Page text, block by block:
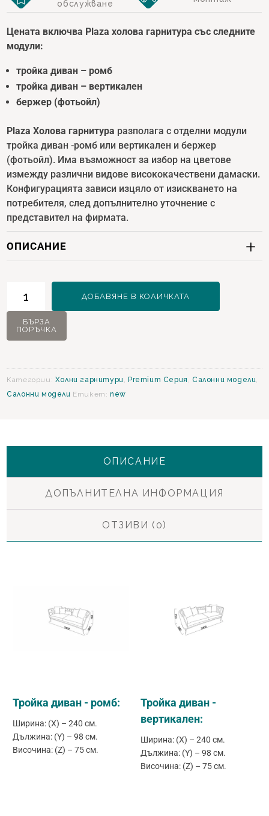
обслужване
Цената включва Plaza холова гарнитура със следните
модули:
тройка диван – ромб
тройка диван – вертикален
бержер (фотьойл)
Plaza Холова гарнитура разполага с отделни модули
тройка диван -ромб или вертикален и бержер
(фотьойл). Има възможност за избор на цветове
измежду различни видове висококачествени дамаски.
Конфигурацията зависи изцяло от изискването на
потребителя, след допълнително уточнение с
представител на фирмата.
ОПИСАНИЕ
Plaza
Холова
ДОБАВЯНЕ В КОЛИЧКАТА
БЪРЗА
ПОРЪЧКА
Категории: Холни гарнитури, Premium Серия ,Салонни модели,
Салонни модели Етикет:new
ОПИСАНИЕ
ДОПЪЛНИТЕЛНА ИНФОРМАЦИЯ
ОТЗИВИ (0)
Тройка диван - ромб:
Ширина: (X) – 240 см.
Дължина: (Y) – 98 см.
Височина: (Z) – 75 см.
Тройка диван -
вертикален:
Ширина: (X) – 240 см.
Дължина: (Y) – 98 см.
Височина: (Z) – 75 см.